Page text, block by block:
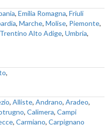
, Emilia Romagna, Friuli
, Marche, Molise, Piemonte,
Trentino Alto Adige, Umbria,
,
, Alliste, Andrano, Aradeo,
, Calimera, Campi
, Carmiano, Carpignano